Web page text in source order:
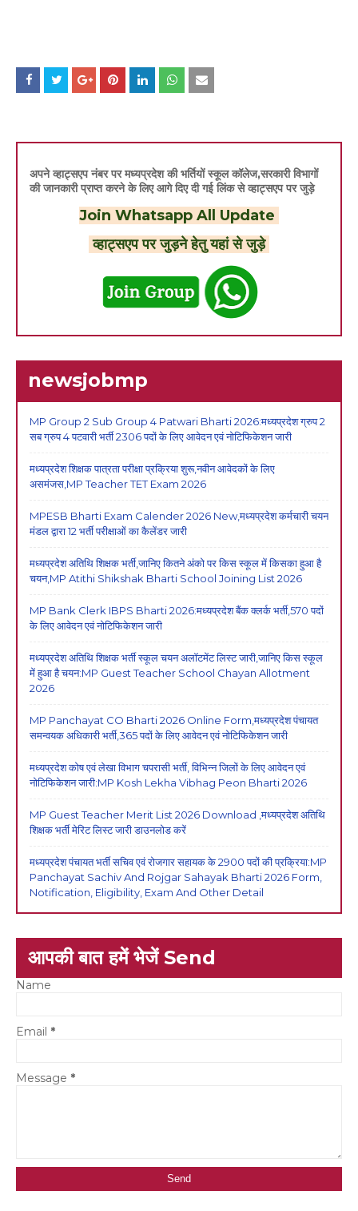
अपने व्हाट्सएप नंबर पर मध्यप्रदेश की भर्तियों स्कूल कॉलेज,सरकारी विभागों
की जानकारी प्राप्त करने के लिए आगे दिए दी गई लिंक से व्हाट्सएप पर जुड़े
Join Whatsapp All Update
व्हाट्सएप पर जुड़ने हेतु यहां से जुड़े
newsjobmp
MP Group 2 Sub Group 4 Patwari Bharti 2026:मध्यप्रदेश ग्रुप 2
सब ग्रुप 4 पटवारी भर्ती 2306 पदों के लिए आवेदन एवं नोटिफिकेशन जारी
मध्यप्रदेश शिक्षक पात्रता परीक्षा प्रक्रिया शुरू,नवीन आवेदकों के लिए
असमंजस,MP Teacher TET Exam 2026
MPESB Bharti Exam Calender 2026 New,मध्यप्रदेश कर्मचारी चयन
मंडल द्वारा 12 भर्ती परीक्षाओं का कैलेंडर जारी
मध्यप्रदेश अतिथि शिक्षक भर्ती,जानिए कितने अंको पर किस स्कूल में किसका हुआ है
चयन,MP Atithi Shikshak Bharti School Joining List 2026
MP Bank Clerk IBPS Bharti 2026:मध्यप्रदेश बैंक क्लर्क भर्ती,570 पदों
के लिए आवेदन एवं नोटिफिकेशन जारी
मध्यप्रदेश अतिथि शिक्षक भर्ती स्कूल चयन अलॉटमेंट लिस्ट जारी,जानिए किस स्कूल
में हुआ है चयन:MP Guest Teacher School Chayan Allotment
2026
MP Panchayat CO Bharti 2026 Online Form,मध्यप्रदेश पंचायत
समन्वयक अधिकारी भर्ती,365 पदों के लिए आवेदन एवं नोटिफिकेशन जारी
मध्यप्रदेश कोष एवं लेखा विभाग चपरासी भर्ती, विभिन्न जिलों के लिए आवेदन एवं
नोटिफिकेशन जारी:MP Kosh Lekha Vibhag Peon Bharti 2026
MP Guest Teacher Merit List 2026 Download ,मध्यप्रदेश अतिथि
शिक्षक भर्ती मेरिट लिस्ट जारी डाउनलोड करें
मध्यप्रदेश पंचायत भर्ती सचिव एवं रोजगार सहायक के 2900 पदों की प्रक्रिया:MP
Panchayat Sachiv And Rojgar Sahayak Bharti 2026 Form,
Notification, Eligibility, Exam And Other Detail
आपकी बात हमें भेजें Send
Name
Email *
Message *